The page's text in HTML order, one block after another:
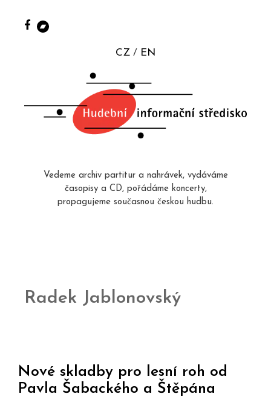
CZ EN
Vedeme archiv partitur a nahrávek, vydáváme
časopisy a CD, pořádáme koncerty,
propagujeme současnou českou hudbu.
Radek Jablonovský
Nové skladby pro lesní roh od
Pavla Šabackého a Štěpána